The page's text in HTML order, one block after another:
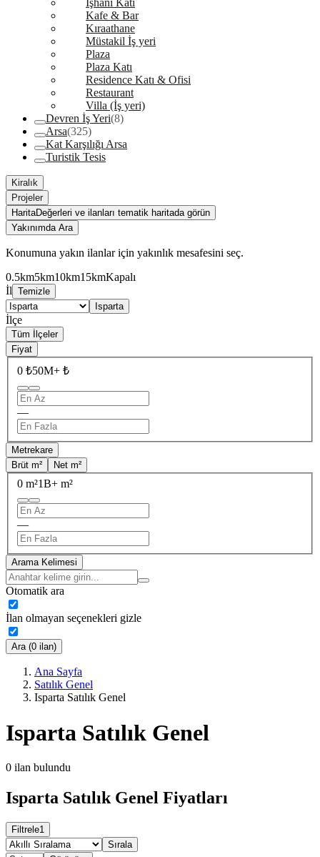
İşhanı Katı
Kafe & Bar
Kıraathane
Müstakil İş yeri
Plaza
Plaza Katı
Residence Katı & Ofisi
Restaurant
Villa (İş yeri)
Devren İş Yeri(8)
Arsa(325)
Kat Karşılığı Arsa
Turistik Tesis
Kiralık
Projeler
HaritaDeğerleri ve ilanları tematik haritada görün
Yakınımda Ara
Konumuna yakın ilanlar için yakınlık mesafesini seç.
0.5km5km10km15kmKapalı
İl Temizle
Isparta
İlçe
Tüm İlçeler
Fiyat
0 ₺50M+ ₺
—
Metrekare
Brüt m²
Net m²
0 m²1B+ m²
—
Arama Kelimesi
Otomatik ara
İlan olmayan seçenekleri gizle
Ara (0 ilan)
Ana Sayfa
Satılık Genel
Isparta Satılık Genel
Isparta Satılık Genel
0 ilan bulundu
Isparta Satılık Genel Fiyatları
Filtrele1
Sırala